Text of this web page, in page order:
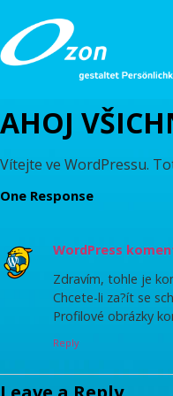
AHOJ
Vítejte ve WordPressu.
One Response
WordPress
Zdravím, tohle je
Chcete-li za?ít se
Profilové obrázky
Reply